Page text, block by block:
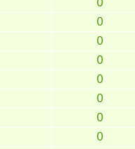
0
0
0
0
0
0
0
0